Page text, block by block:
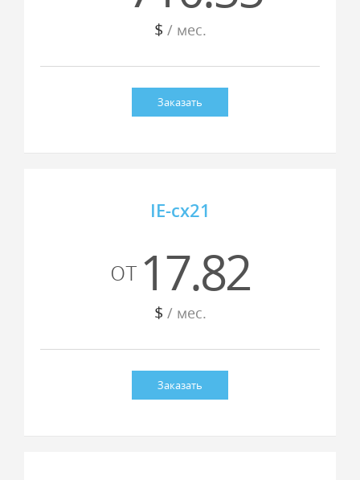
$ / мес.
Заказать
IE-cx21
от 17.82
$ / мес.
Заказать